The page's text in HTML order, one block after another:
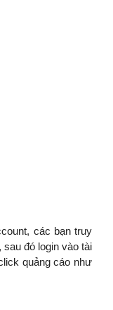
các bạn truy
đó login vào tài
quảng cáo như